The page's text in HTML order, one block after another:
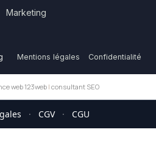
Marketing
Mentions légales Confidentialité
web 123web| consultant SEO
· CGV · CGU